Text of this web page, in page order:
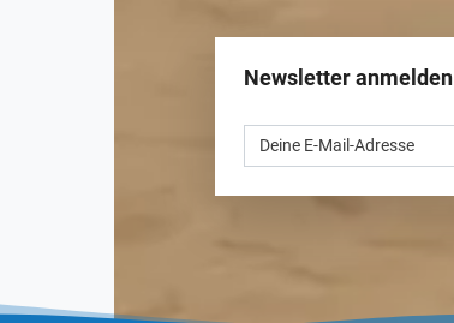
Newsletter anmelden